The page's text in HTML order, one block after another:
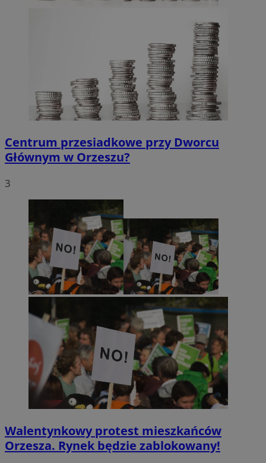
Centrum przesiadkowe przy Dworcu
Głównym w Orzeszu?
3
Walentynkowy protest mieszkańców
Orzesza. Rynek będzie zablokowany!